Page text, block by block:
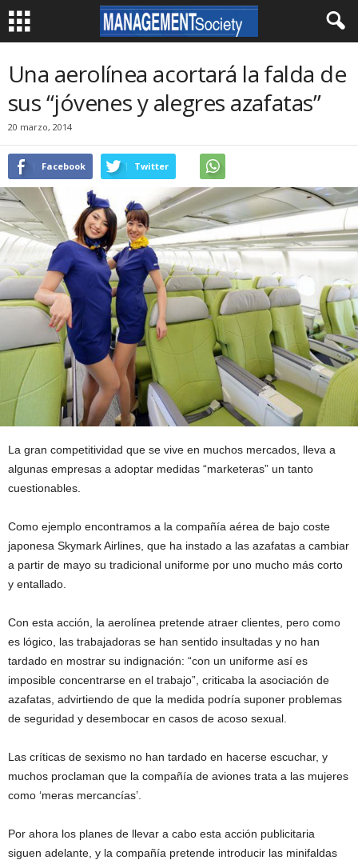
Una aerolínea acortará la falda de
sus “jóvenes y alegres azafatas”
20 marzo, 2014
Facebook Twitter
La gran competitividad que se vive en muchos mercados, lleva a
algunas empresas a adoptar medidas “marketeras” un tanto
cuestionables.
Como ejemplo encontramos a la compañía aérea de bajo coste
japonesa Skymark Airlines, que ha instado a las azafatas a cambiar
a partir de mayo su tradicional uniforme por uno mucho más corto
y entallado.
Con esta acción, la aerolínea pretende atraer clientes, pero como
es lógico, las trabajadoras se han sentido insultadas y no han
tardado en mostrar su indignación: “con un uniforme así es
imposible concentrarse en el trabajo”, criticaba la asociación de
azafatas, advirtiendo de que la medida podría suponer problemas
de seguridad y desembocar en casos de acoso sexual.
Las críticas de sexismo no han tardado en hacerse escuchar, y
muchos proclaman que la compañía de aviones trata a las mujeres
como ‘meras mercancías’.
Por ahora los planes de llevar a cabo esta acción publicitaria
siguen adelante, y la compañía pretende introducir las minifaldas